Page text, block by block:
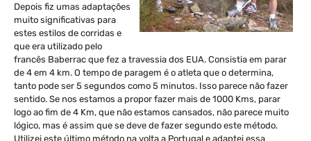
Depois fiz umas adaptações
muito significativas para
estes estilos de corridas e
que era utilizado pelo
francês Baberrac que fez a travessia dos EUA. Consistia em parar
de 4 em 4 km. O tempo de paragem é o atleta que o determina,
tanto pode ser 5 segundos como 5 minutos. Isso parece não fazer
sentido. Se nos estamos a propor fazer mais de 1000 Kms, parar
logo ao fim de 4 Km, que não estamos cansados, não parece muito
lógico, mas é assim que se deve de fazer segundo este método.
Utilizei este último método na volta a Portugal e adaptei essa